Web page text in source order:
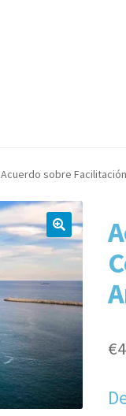
Acuerdo sobre
€